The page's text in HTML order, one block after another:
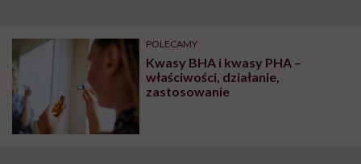
POLECAMY
Kwasy BHA i kwasy PHA –
właściwości, działanie,
zastosowanie